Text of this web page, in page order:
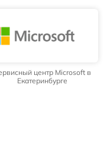
центр Microsoft в
Екатеринбурге